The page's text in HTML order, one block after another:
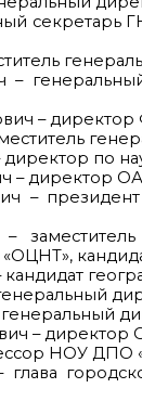
–
–
по
–
–
–
–
НОУ ДПО